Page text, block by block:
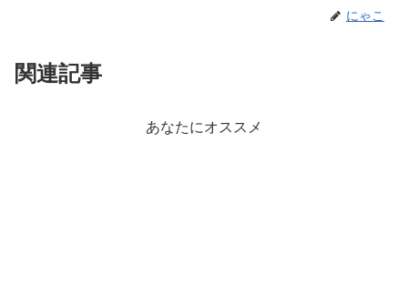
にゃこ
関連記事
あなたにオススメ